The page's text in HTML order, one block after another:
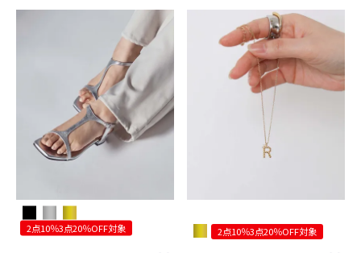
2点10％3点20％OFF対象 2点10％3点20％OFF対象